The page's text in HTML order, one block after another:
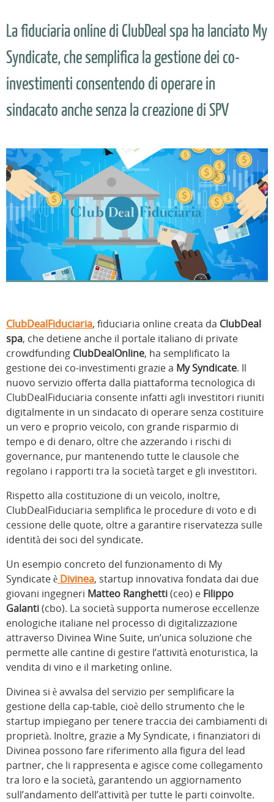
La fiduciaria online di ClubDeal spa ha lanciato My
Syndicate, che semplifica la gestione dei co-
investimenti consentendo di operare in
sindacato anche senza la creazione di SPV
ClubDealFiduciaria, fiduciaria online creata da ClubDeal
spa, che detiene anche il portale italiano di private
crowdfunding ClubDealOnline, ha semplificato la
gestione dei co-investimenti grazie a My Syndicate. Il
nuovo servizio offerta dalla piattaforma tecnologica di
ClubDealFiduciaria consente infatti agli investitori riuniti
digitalmente in un sindacato di operare senza costituire
un vero e proprio veicolo, con grande risparmio di
tempo e di denaro, oltre che azzerando i rischi di
governance, pur mantenendo tutte le clausole che
regolano i rapporti tra la società target e gli investitori.
Rispetto alla costituzione di un veicolo, inoltre,
ClubDealFiduciaria semplifica le procedure di voto e di
cessione delle quote, oltre a garantire riservatezza sulle
identità dei soci del syndicate.
Un esempio concreto del funzionamento di My
Syndicate è Divinea, startup innovativa fondata dai due
giovani ingegneri Matteo Ranghetti(ceo) e Filippo
Galanti(cbo). La società supporta numerose eccellenze
enologiche italiane nel processo di digitalizzazione
attraverso Divinea Wine Suite, un’unica soluzione che
permette alle cantine di gestire l’attività enoturistica, la
vendita di vino e il marketing online.
Divinea si è avvalsa del servizio per semplificare la
gestione della cap-table, cioè dello strumento che le
startup impiegano per tenere traccia dei cambiamenti di
proprietà. Inoltre, grazie a My Syndicate, i finanziatori di
Divinea possono fare riferimento alla figura del lead
partner, che li rappresenta e agisce come collegamento
tra loro e la società, garantendo un aggiornamento
sull’andamento dell’attività per tutte le parti coinvolte.